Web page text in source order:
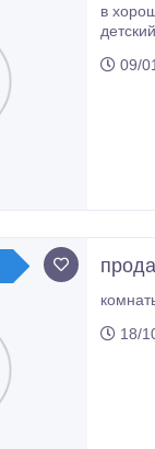
в
09/
18/